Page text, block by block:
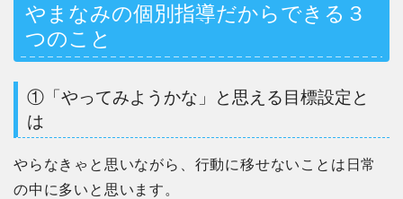
やまなみの個別指導だからできる３
つのこと
①「やってみようかな」と思える目標設定と
は
やらなきゃと思いながら、行動に移せないことは日常
の中に多いと思います。